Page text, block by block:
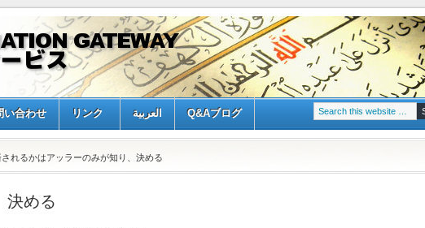
い合わせ リンク العربية Q&Aブログ
れるかはアッラーのみが知り、決める
決める